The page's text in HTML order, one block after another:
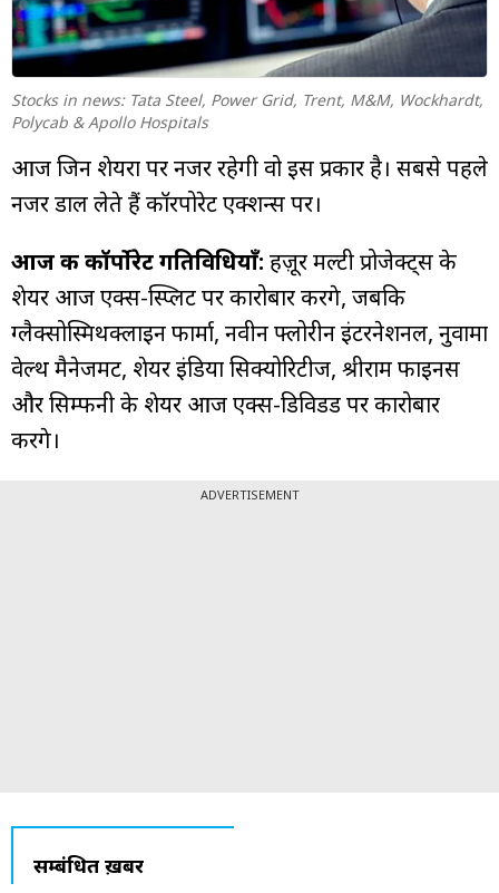
Stocks in news: Tata Steel, Power Grid, Trent, M&M, Wockhardt,
Polycab & Apollo Hospitals
आज जिन शेयरों पर नजर रहेगी वो इस प्रकार है। सबसे पहले
नजर डाल लेते हैं कॉरपोरेट एक्शन्स पर।
आज की कॉर्पोरेट गतिविधियाँ: हज़ूर मल्टी प्रोजेक्ट्स के
शेयर आज एक्स-स्प्लिट पर कारोबार करेंगे, जबकि
ग्लैक्सोस्मिथक्लाइन फार्मा, नवीन फ्लोरीन इंटरनेशनल, नुवामा
वेल्थ मैनेजमेंट, शेयर इंडिया सिक्योरिटीज, श्रीराम फाइनेंस
और सिम्फनी के शेयर आज एक्स-डिविडेंड पर कारोबार
करेंगे।
ADVERTISEMENT
सम्बंधित ख़बरें